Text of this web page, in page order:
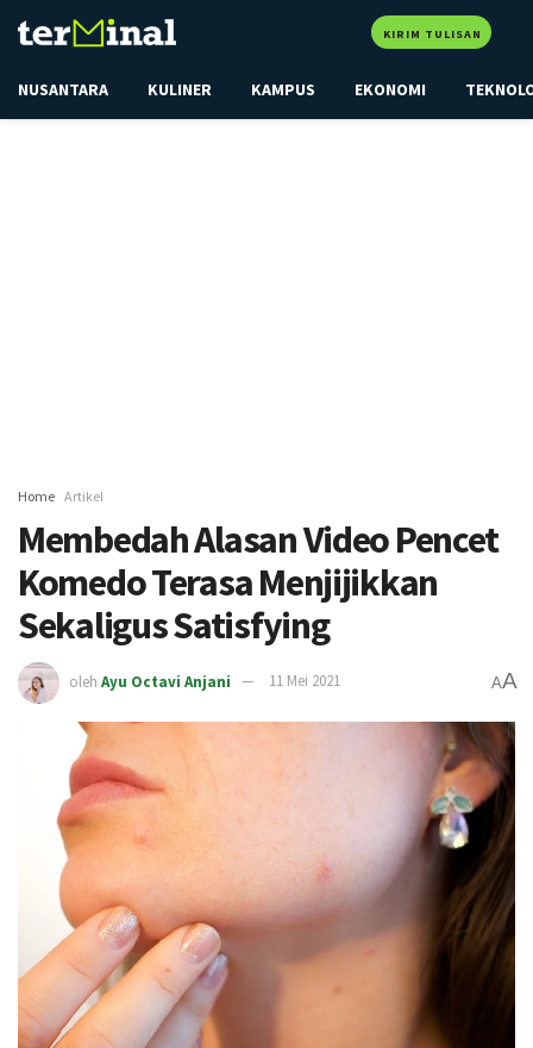
KIRIM TULISAN
NUSANTARA KULINER KAMPUS EKONOMI
Home Artikel
Membedah Alasan Video Pencet
Komedo Terasa Menjijikkan
Sekaligus Satisfying
oleh Ayu Octavi Anjani 11 Mei 2021 AA